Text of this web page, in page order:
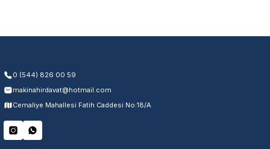
Servisi Nasıl Bulurum?
0 (544) 826 00 59
makinahirdavat@hotmail.com
Cemaliye Mahallesi Fatih Caddesi No:18/A